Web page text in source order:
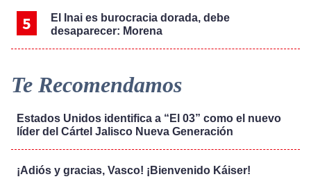
El Inai es burocracia dorada, debe
desaparecer: Morena
Te Recomendamos
Estados Unidos identifica a “El 03” como el nuevo
líder del Cártel Jalisco Nueva Generación
¡Adiós y gracias, Vasco! ¡Bienvenido Káiser!